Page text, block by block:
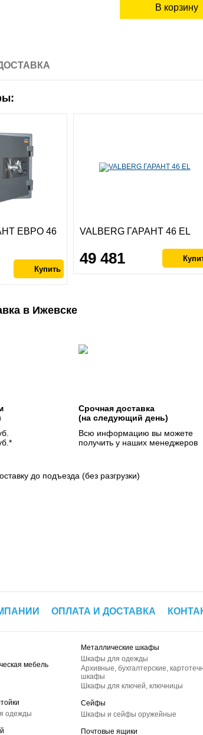
ЕВРО 46
VALBERG ГАРАНТ 46 EL
49 481
в Ижевске
Срочная доставка
(на следующий день)
Всю информацию вы можете
получить у наших менеджеров
до подъезда (без разгрузки)
ОПЛАТА И ДОСТАВКА
мебель
одежды
Металлические шкафы
Шкафы для одежды
Архивные, бухгалтерские,
шкафы
Шкафы для ключей, ключницы
Сейфы
Шкафы и сейфы оружейные
Почтовые ящики